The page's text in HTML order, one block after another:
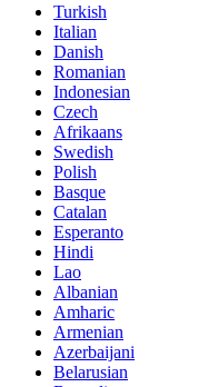
Turkish
Italian
Danish
Romanian
Indonesian
Czech
Afrikaans
Swedish
Polish
Basque
Catalan
Esperanto
Hindi
Lao
Albanian
Amharic
Armenian
Azerbaijani
Belarusian